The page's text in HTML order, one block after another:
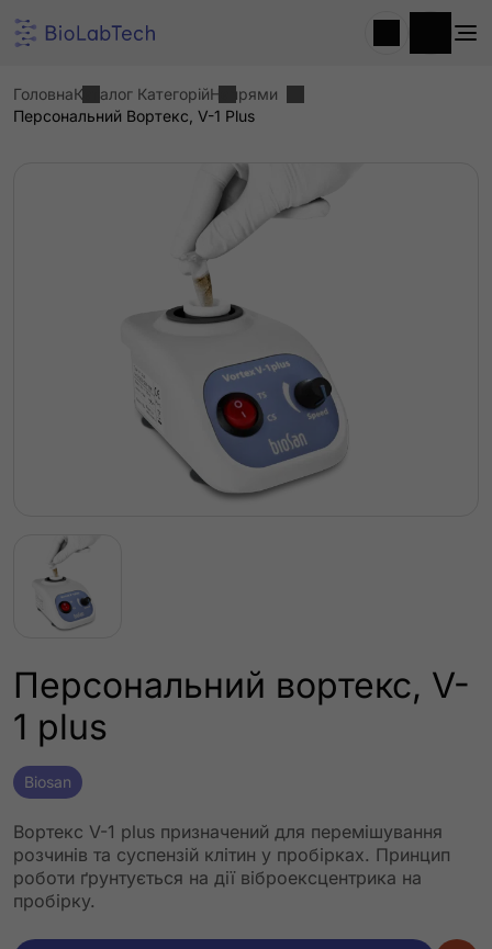
ГоловнаКаталог КатегорійНапрями
Персональний Вортекс, V-1 Plus
Персональний вортекс, V-
1 plus
Biosan
Вортекс V-1 plus призначений для перемішування
розчинів та суспензій клітин у пробірках. Принцип
роботи ґрунтується на дії віброексцентрика на
пробірку.